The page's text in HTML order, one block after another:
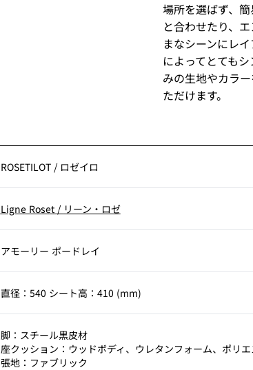
場所を選ばず、
と合わせたり、
まなシーンにレ
によってとても
みの生地やカラ
ただけます。
ROSETILOT / ロゼイロ
Ligne Roset / リーン・ロゼ
アモーリー ポードレイ
直径：540 シート高：410 (mm)
脚：スチール黒皮材
座クッション：ウッドボディ、ウレタンフォーム、ポリ
張地：ファブリック